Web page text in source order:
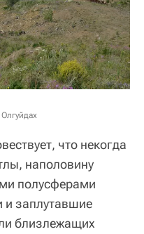
что некогда
наполовину
полусферами
и заплутавшие
близлежащих